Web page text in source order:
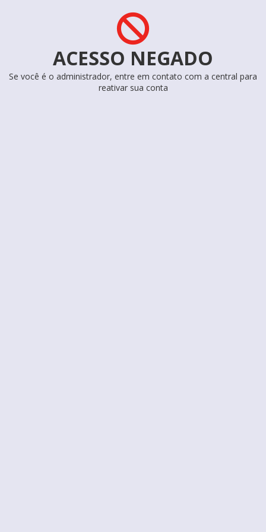
ACESSO NEGADO
Se você é o administrador, entre em contato com a central para
reativar sua conta